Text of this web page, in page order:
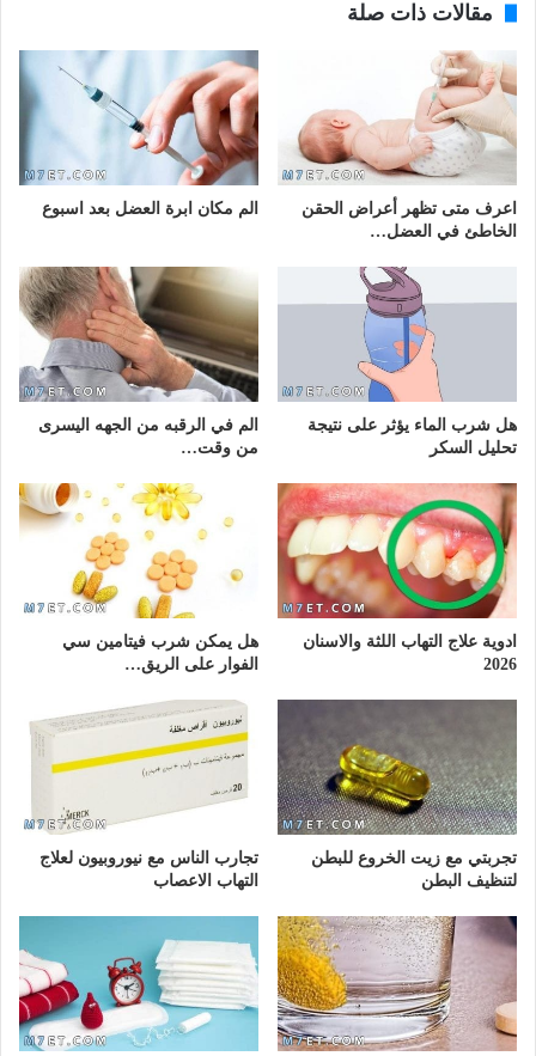
مقالات ذات صلة
اعرف متى تظهر أعراض الحقن
الخاطئ في العضل…
الم مكان ابرة العضل بعد اسبوع
هل شرب الماء يؤثر على نتيجة
تحليل السكر
الم في الرقبه من الجهه اليسرى
من وقت…
ادوية علاج التهاب اللثة والاسنان
2026
هل يمكن شرب فيتامين سي
الفوار على الريق…
تجربتي مع زيت الخروع للبطن
لتنظيف البطن
تجارب الناس مع نيوروبيون لعلاج
التهاب الاعصاب